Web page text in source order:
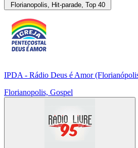
Florianopolis, Hit-parade, Top 40
IPDA - Rádio Deus é Amor
Florianopolis, Gospel